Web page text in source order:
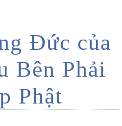
Đức của
Bên Phải
Phật